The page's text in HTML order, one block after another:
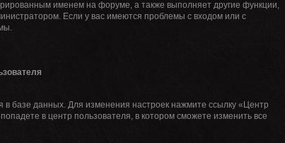
именем на форуме, а также выполняет другие функции,
Если у вас имеются проблемы с входом или с
в базе данных. Для изменения настроек нажмите ссылку «Центр
в центр пользователя, в котором сможете изменить все